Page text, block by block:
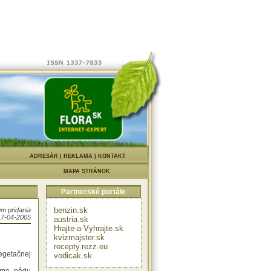
ADRESÁR REKLAMA KONTAKT
MAPA STRÁNOK
pridania
04-2005
ani
kde
šalát,
sa pôda
vďaka
alebo
Partnerské portále
benzin.sk
austria.sk
Hrajte-a-Vyhrajte.sk
kvizmajster.sk
recepty.rezz.eu
vodicak.sk